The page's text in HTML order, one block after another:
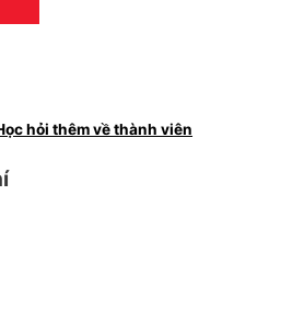
hỏi thêm về thành viên